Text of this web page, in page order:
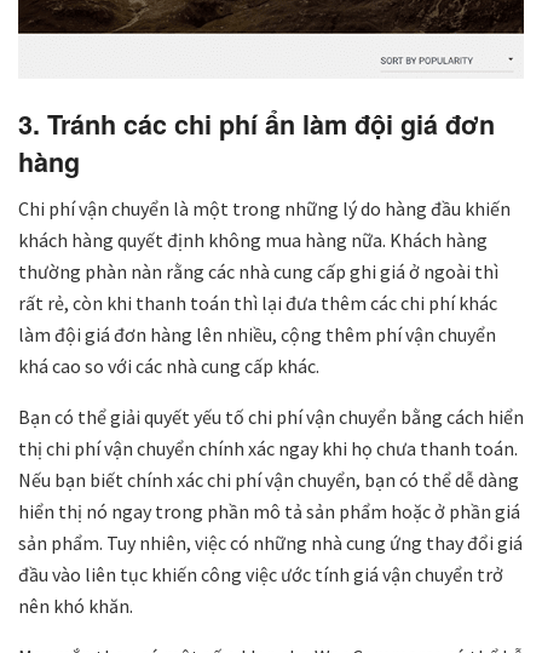
3. Tránh các chi phí ẩn làm đội giá đơn
hàng
Chi phí vận chuyển là một trong những lý do hàng đầu khiến
khách hàng quyết định không mua hàng nữa. Khách hàng
thường phàn nàn rằng các nhà cung cấp ghi giá ở ngoài thì
rất rẻ, còn khi thanh toán thì lại đưa thêm các chi phí khác
làm đội giá đơn hàng lên nhiều, cộng thêm phí vận chuyển
khá cao so với các nhà cung cấp khác.
Bạn có thể giải quyết yếu tố chi phí vận chuyển bằng cách hiển
thị chi phí vận chuyển chính xác ngay khi họ chưa thanh toán.
Nếu bạn biết chính xác chi phí vận chuyển, bạn có thể dễ dàng
hiển thị nó ngay trong phần mô tả sản phẩm hoặc ở phần giá
sản phẩm. Tuy nhiên, việc có những nhà cung ứng thay đổi giá
đầu vào liên tục khiến công việc ước tính giá vận chuyển trở
nên khó khăn.